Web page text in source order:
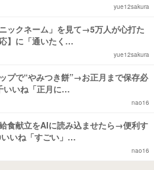
yue12sakura
ックネーム」を見て→5万人が心打た
】に「通いたく…
yue12sakura
プで“やみつき餅”→お正月まで保存必
いいね「正月に…
nao16
給食献立をAIに読み込ませたら→便利す
いね「すごい」…
nao16